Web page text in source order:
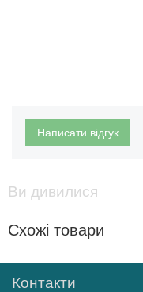
Написати відгук
Ви дивилися
Схожі товари
Контакти